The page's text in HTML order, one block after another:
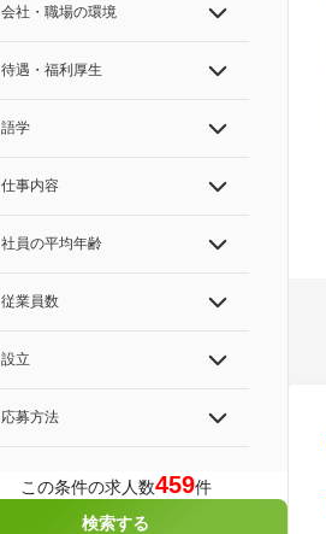
会社・職場の環境
待遇・福利厚生
語学
仕事内容
社員の平均年齢
従業員数
設立
応募方法
この条件の求人数459件
検索する